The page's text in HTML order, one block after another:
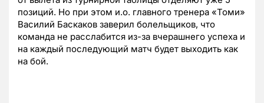
позиций. Но при этом и.о. главного тренера «Томи»
Василий Баскаков заверил болельщиков, что
команда не расслабится из-за вчерашнего успеха и
на каждый последующий матч будет выходить как
на бой.